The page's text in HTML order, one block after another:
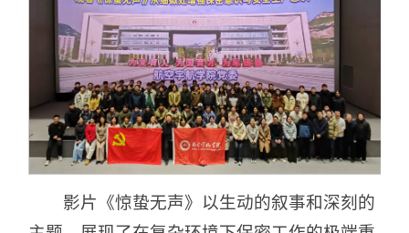
影片《惊蛰无声》以生动的叙事和深刻的